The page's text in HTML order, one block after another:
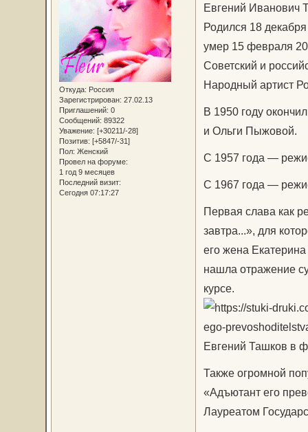
Откуда: Россия
Зарегистрирован: 27.02.13
Приглашений: 0
Сообщений: 89322
Уважение: [+30211/-28]
Позитив: [+5847/-31]
Пол: Женский
Провел на форуме:
1 год 9 месяцев
Последний визит:
Сегодня 07:17:27
Евгений Иванович
Родился 18
умер 15 февраля
Советский и
Народный артист
В 1950 году
и Ольги Пыжовой.
С 1957 года —
С 1967 года —
Первая слава как
завтра...», для
его жена
нашла отражение
курсе.
Евгений Ташков в
Также огромной
«Адъютант его
Лауреатом